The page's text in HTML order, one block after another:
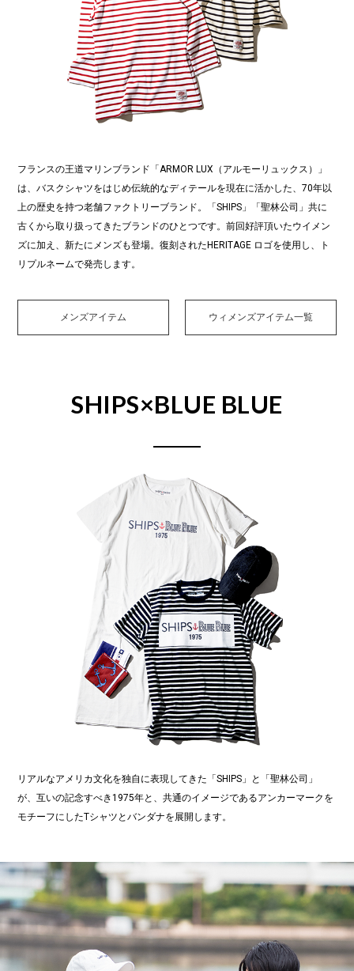
フランスの王道マリンブランド「ARMOR LUX（アルモーリュックス）」
は、バスクシャツをはじめ伝統的なディテールを現在に活かした、70年以
上の歴史を持つ老舗ファクトリーブランド。「SHIPS」「聖林公司」共に
古くから取り扱ってきたブランドのひとつです。前回好評頂いたウイメン
ズに加え、新たにメンズも登場。復刻されたHERITAGE ロゴを使用し、ト
リプルネームで発売します。
メンズアイテム ウィメンズアイテム一覧
SHIPS×BLUE BLUE
リアルなアメリカ文化を独自に表現してきた「SHIPS」と「聖林公司」
が、互いの記念すべき1975年と、共通のイメージであるアンカーマークを
モチーフにしたTシャツとバンダナを展開します。